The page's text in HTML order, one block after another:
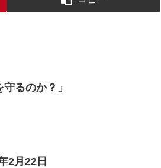
るのか？」
2月22日